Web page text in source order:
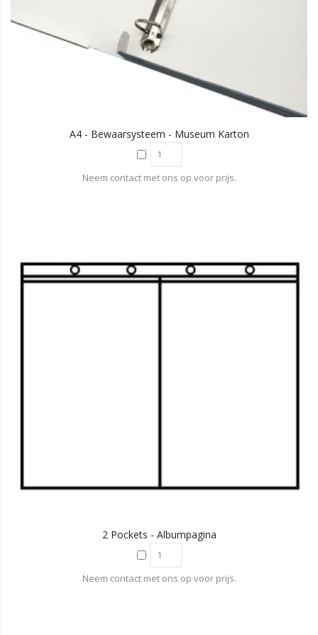
A4 - Bewaarsysteem - Museum Karton
Neem contact met ons op voor prijs.
2 Pockets - Albumpagina
Neem contact met ons op voor prijs.